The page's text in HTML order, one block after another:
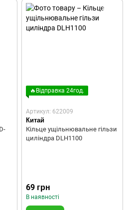
🔥Відправка 24год.
Артикул: 622009
Китай
Кільце ущільнювальне гільзи
циліндра DLH1100
69 грн
В наявності